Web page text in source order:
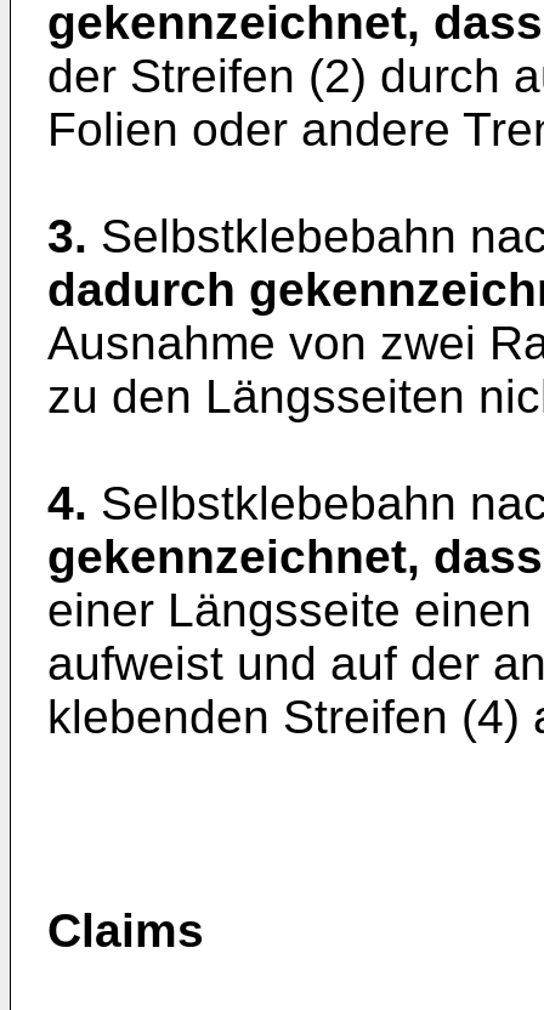
gekennzeichnet, dass
der Streifen (2) durch
Folien oder andere
3. Selbstklebebahn
dadurch
Ausnahme von zwei
zu den Längsseiten
4. Selbstklebebahn
gekennzeichnet, dass
einer Längsseite
aufweist und auf der
klebenden Streifen (4)
Claims